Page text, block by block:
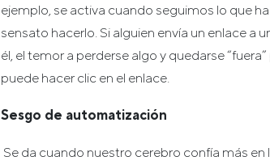
ejemplo, se activa cuando seguimos lo que
sensato hacerlo. Si alguien envía un enlace a
él, el temor a perderse algo y quedarse
puede hacer clic en el enlace.
Sesgo de automatización
Se da cuando nuestro cerebro confía más